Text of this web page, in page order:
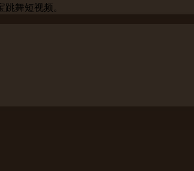
舞短视频。